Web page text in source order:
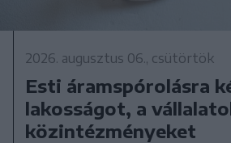
2026. augusztus 06., csütörtök
Esti áramspórolásra
lakosságot, a
közintézményeket